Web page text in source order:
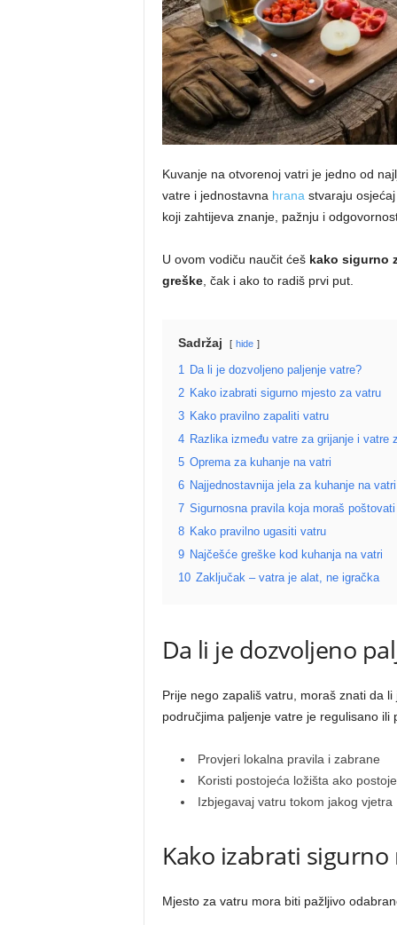
Kuvanje na otvorenoj vatri je jedno od
vatre i jednostavna hrana stvaraju
koji zahtijeva znanje, pažnju i
U ovom vodiču naučit ćeš kako sigurno
greške, čak i ako to radiš prvi put.
Sadržaj hide
1
Da li je dozvoljeno paljenje vatre?
2
Kako izabrati sigurno mjesto za vatru
3
Kako pravilno zapaliti vatru
4
Razlika između vatre za grijanje i vatre
5 Oprema za kuhanje na vatri
6
Najjednostavnija jela za kuhanje na vatri
7 Sigurnosna pravila koja moraš poštovati
8
Kako pravilno ugasiti vatru
9
Najčešće greške kod kuhanja na vatri
10 Zaključak – vatra je alat, ne igračka
Da li je dozvoljeno
Prije nego zapališ vatru, moraš znati da
područjima paljenje vatre je regulisano
Provjeri lokalna pravila i zabrane
Koristi postojeća ložišta ako postoje
Izbjegavaj vatru tokom jakog vjetra
Kako izabrati
Mjesto za vatru mora biti pažljivo